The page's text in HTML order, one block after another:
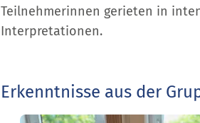
Teilnehmerinnen gerieten in
Interpretationen.
Erkenntnisse aus der